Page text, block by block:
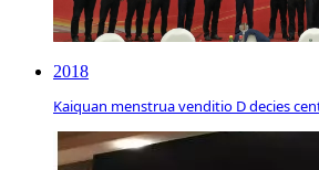
2018
Kaiquan menstrua venditio D decies